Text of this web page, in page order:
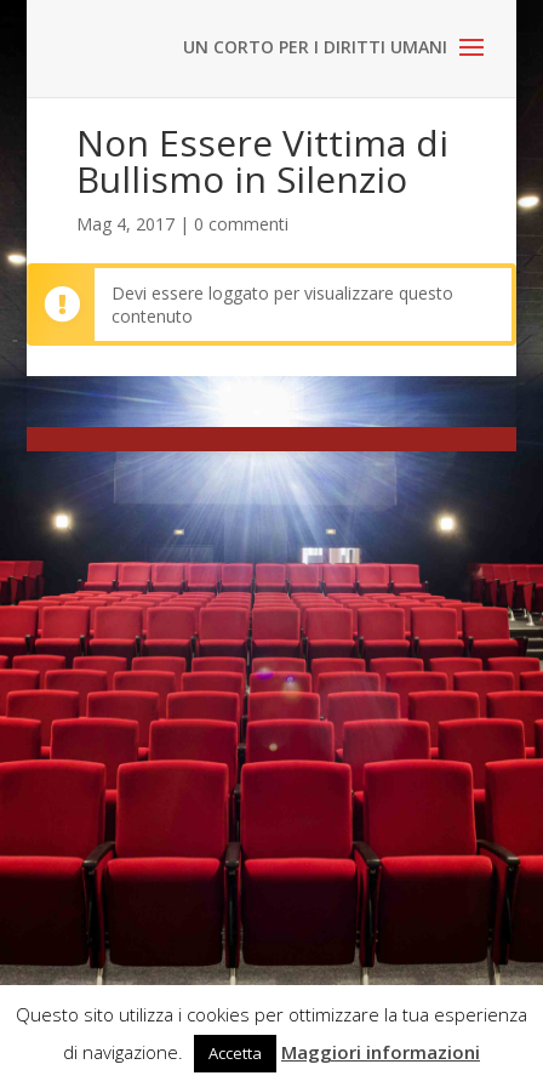
Non Essere Vittima di
Bullismo in Silenzio
Mag 4, 2017| 0 commenti
Devi essere loggato per visualizzare questo
contenuto
Questo sito utilizza i cookies per ottimizzare la tua esperienza
di navigazione.
Accetta Maggiori informazioni